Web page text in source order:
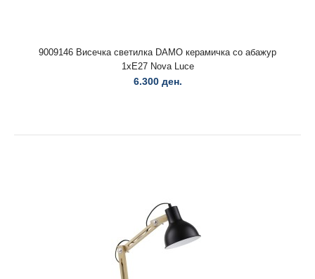
9009146 Висечка светилка DAMO керамичка со абажур
9009146 Висечка светилка DAMO керамичка со абажур
1xЕ27 Nova Luce
6.300 ден.